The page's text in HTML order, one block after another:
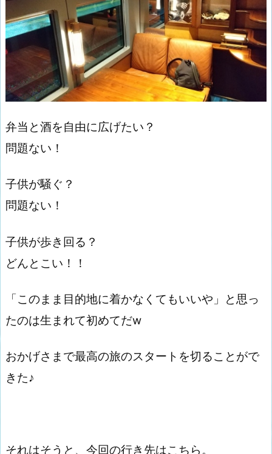
弁当と酒を自由に広げたい？
問題ない！
子供が騒ぐ？
問題ない！
子供が歩き回る？
どんとこい！！
「このまま目的地に着かなくてもいいや」と思っ
たのは生まれて初めてだw
おかげさまで最高の旅のスタートを切ることがで
きた♪
それはそうと、今回の行き先はこちら。